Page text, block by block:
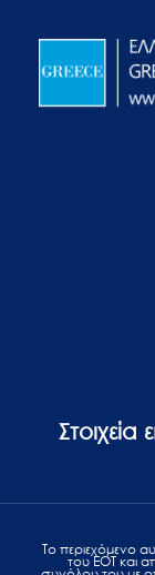
Το περιεχόμενο
του ΕΟΤ και